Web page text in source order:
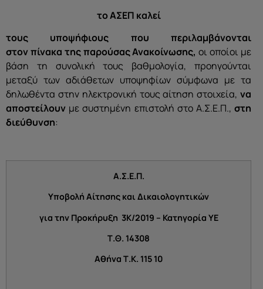
το ΑΣΕΠ καλεί
τους υποψήφιους που περιλαμβάνονται
στον πίνακα της παρούσας Ανακοίνωσης, οι οποίοι με
βάση τη συνολική τους βαθμολογία, προηγούνται
μεταξύ των αδιάθετων υποψηφίων σύμφωνα με τα
δηλωθέντα στην ηλεκτρονική τους αίτηση στοιχεία, να
αποστείλουν με συστημένη επιστολή στο Α.Σ.Ε.Π., στη
διεύθυνση:
Α.Σ.Ε.Π.
Υποβολή Αίτησης και Δικαιολογητικών
για την Προκήρυξη 3Κ/2019 – Κατηγορία ΥΕ
Τ.Θ. 14308
Αθήνα Τ.Κ. 115 10